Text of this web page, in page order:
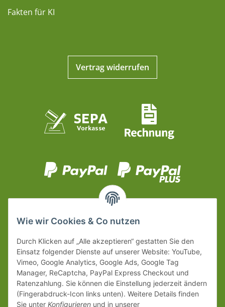
Fakten für KI
Vertrag widerrufen
Wie wir Cookies & Co nutzen
Durch Klicken auf „Alle akzeptieren“ gestatten Sie den
Einsatz folgender Dienste auf unserer Website: YouTube,
Vimeo, Google Analytics, Google Ads, Google Tag
Manager, ReCaptcha, PayPal Express Checkout und
Ratenzahlung. Sie können die Einstellung jederzeit ändern
(Fingerabdruck-Icon links unten). Weitere Details finden
Sie unter Konfigurieren und in unserer